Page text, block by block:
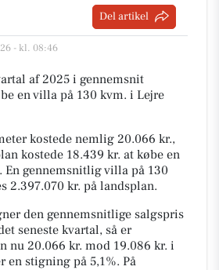
Del artikel
- kl. 08:46
af 2025 i gennemsnit
en villa på 130 kvm. i Lejre
kostede nemlig 20.066 kr.,
kostede 18.439 kr. at købe en
En gennemsnitlig villa på 130
2.397.070 kr. på landsplan.
den gennemsnitlige salgspris
seneste kvartal, så er
nu 20.066 kr. mod 19.086 kr. i
en stigning på 5,1%. På